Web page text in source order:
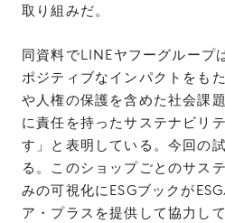
取り組みだ。
同資料でLINEヤフーグループ
ポジティブなインパクトをも
や人権の保護を含めた社会課
に責任を持ったサステナビリ
す」と表明している。今回の
る。このショップごとのサス
みの可視化にESGブックが
ア・プラスを提供して協力して